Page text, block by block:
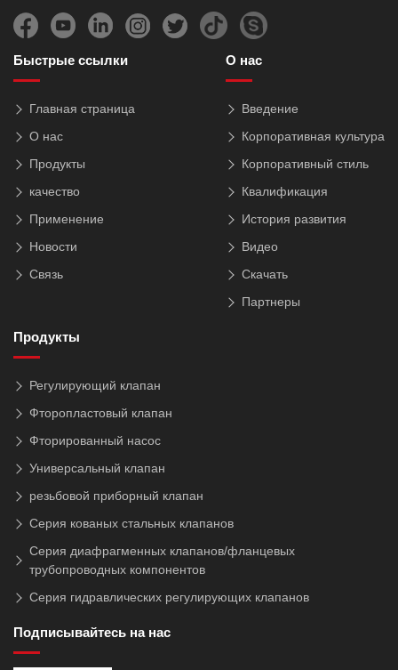
Быстрые ссылки
Главная страница
О нас
Продукты
качество
Применение
Новости
Связь
О нас
Введение
Корпоративная культура
Корпоративный стиль
Квалификация
История развития
Видео
Скачать
Партнеры
Продукты
Регулирующий клапан
Фторопластовый клапан
Фторированный насос
Универсальный клапан
резьбовой приборный клапан
Серия кованых стальных клапанов
Серия диафрагменных клапанов/фланцевых
трубопроводных компонентов
Серия гидравлических регулирующих клапанов
Подписывайтесь на нас